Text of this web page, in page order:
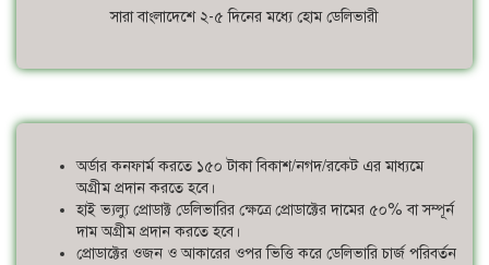
সারা বাংলাদেশে ২-৫ দিনের মধ্যে হোম ডেলিভারী
অর্ডার কনফার্ম করতে ১৫০ টাকা বিকাশ/নগদ/রকেট এর মাধ্যমে
অগ্রীম প্রদান করতে হবে।
হাই ভ্যল্যু প্রোডাক্ট ডেলিভারির ক্ষেত্রে প্রোডাক্টের দামের ৫০% বা সম্পূর্ন
দাম অগ্রীম প্রদান করতে হবে।
প্রোডাক্টের ওজন ও আকারের ওপর ভিত্তি করে ডেলিভারি চার্জ পরিবর্তন